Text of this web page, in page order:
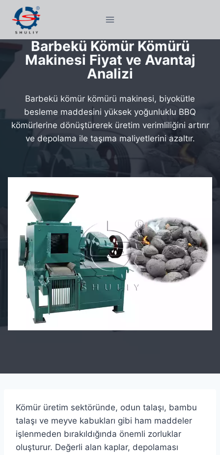
content
Barbekü Kömür Kömürü
Makinesi Fiyat ve Avantaj
Analizi
Barbekü kömür kömürü makinesi, biyokütle
besleme maddesini yüksek yoğunluklu BBQ
kömürlerine dönüştürerek üretim verimliliğini artırır
ve depolama ile taşıma maliyetlerini azaltır.
Kömür üretim sektöründe, odun talaşı, bambu
talaşı ve meyve kabukları gibi ham maddeler
işlenmeden bırakıldığında önemli zorluklar
oluşturur. Değerli alan kaplar, depolaması